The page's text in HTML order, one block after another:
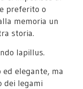
preferito o
memoria un
storia.
lapillus.
elegante, ma
dei legami